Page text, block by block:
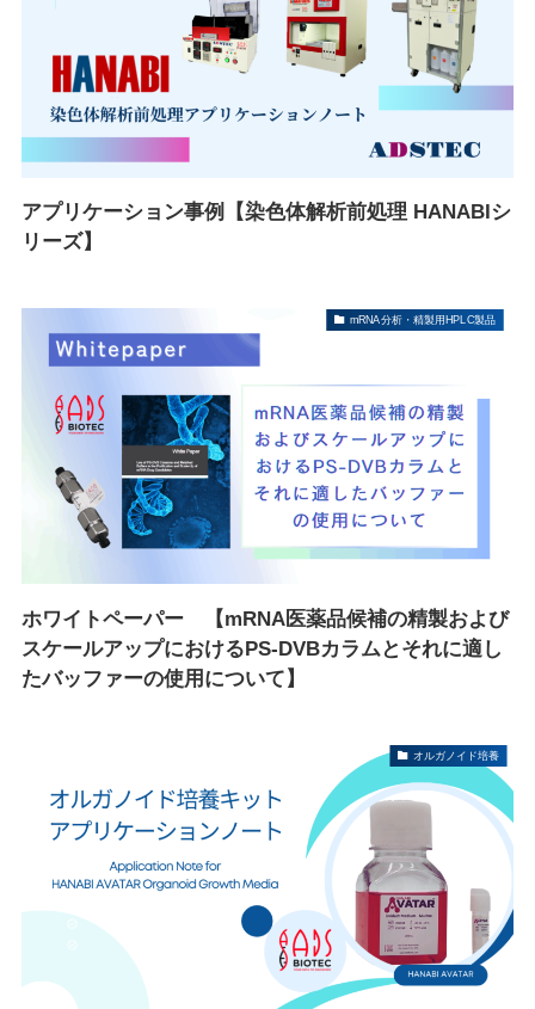
アプリケーション事例【染色体解析前処理 HANABIシ
リーズ】
mRNA分析・精製用HPLC製品
ホワイトペーパー 【mRNA医薬品候補の精製および
スケールアップにおけるPS-DVBカラムとそれに適し
たバッファーの使用について】
オルガノイド培養